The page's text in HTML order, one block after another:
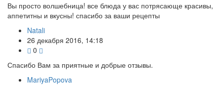
Вы просто волшебница! все блюда у вас потрясающе красивы,
аппетитны и вкусны! спасибо за ваши рецепты
Natali
26 декабря 2016, 14:18
0
Спасибо Вам за приятные и добрые отзывы.
MariyaPopova